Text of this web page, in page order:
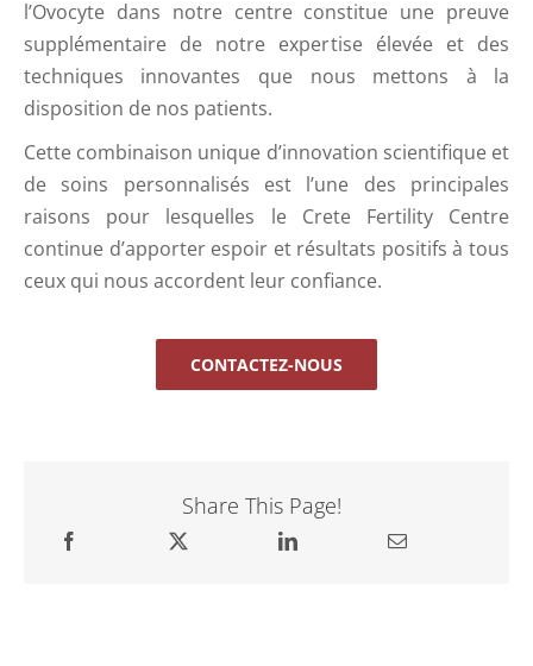
l’Ovocyte dans notre centre constitue une preuve
supplémentaire de notre expertise élevée et des
techniques innovantes que nous mettons à la
disposition de nos patients.
Cette combinaison unique d’innovation scientifique et
de soins personnalisés est l’une des principales
raisons pour lesquelles le Crete Fertility Centre
continue d’apporter espoir et résultats positifs à tous
ceux qui nous accordent leur confiance.
CONTACTEZ-NOUS
Share This Page!